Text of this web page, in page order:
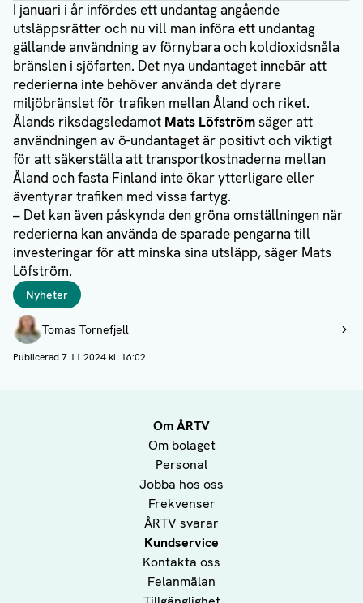
I januari i år infördes ett undantag angående
utsläppsrätter och nu vill man införa ett undantag
gällande användning av förnybara och koldioxidsnåla
bränslen i sjöfarten. Det nya undantaget innebär att
rederierna inte behöver använda det dyrare
miljöbränslet för trafiken mellan Åland och riket.
Ålands riksdagsledamot Mats Löfströmsäger att
användningen av ö-undantaget är positivt och viktigt
för att säkerställa att transportkostnaderna mellan
Åland och fasta Finland inte ökar ytterligare eller
äventyrar trafiken med vissa fartyg.
– Det kan även påskynda den gröna omställningen när
rederierna kan använda de sparade pengarna till
investeringar för att minska sina utsläpp, säger Mats
Löfström.
Taggar
Nyheter
Författare
Tomas Tornefjell
Visa profil
Publicerad7.11.2024 kl. 16:02
Om ÅRTV
Om bolaget
Personal
Jobba hos oss
Frekvenser
ÅRTV svarar
Kundservice
Kontakta oss
Felanmälan